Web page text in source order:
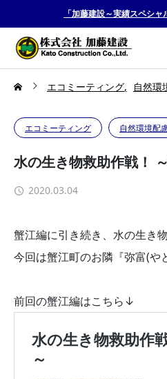
「加藤建設～実績スペシ
エコミーティング 自然環
エコミーティング 自然環境配
水の生き物救助作戦！
2020.03.04
蟹江編に引き続き、水の生き
今回は蟹江町のお隣『弥富(や
前回の蟹江編はこちら↓